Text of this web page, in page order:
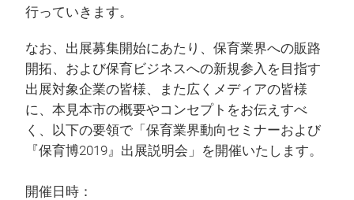
行っていきます。
なお、出展募集開始にあたり、保育業界への販路
開拓、および保育ビジネスへの新規参入を目指す
出展対象企業の皆様、また広くメディアの皆様
に、本見本市の概要やコンセプトをお伝えすべ
く、以下の要領で「保育業界動向セミナーおよび
『保育博2019』出展説明会」を開催いたします。
開催日時：